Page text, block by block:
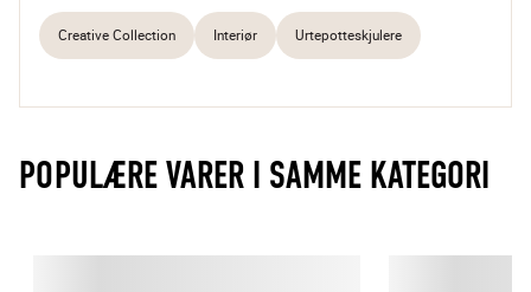
Creative Collection Interiør Urtepotteskjulere
POPULÆRE VARER I SAMME KATEGORI